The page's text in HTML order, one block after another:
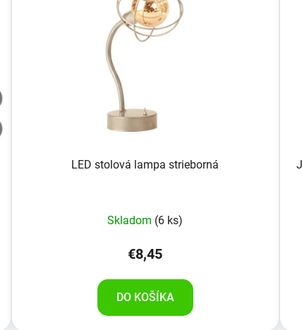
LED stolová lampa strieborná
Skladom (6 ks)
€8,45
DO KOŠÍKA